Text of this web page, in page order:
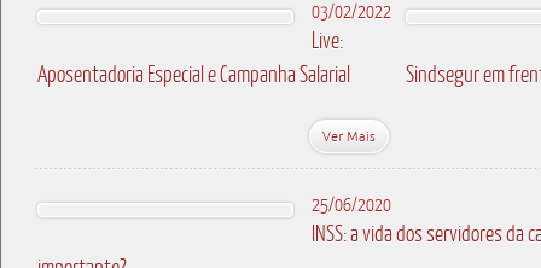
03/02/2022
Live:
Aposentadoria Especial e Campanha Salarial
Ver Mais
Sindsegur em
25/06/2020
INSS: a vida dos servidores da